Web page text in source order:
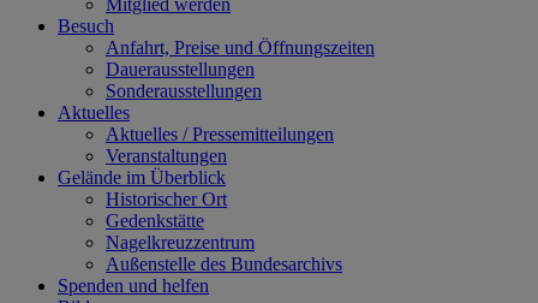
Mitglied werden
Besuch
Anfahrt, Preise und Öffnungszeiten
Dauerausstellungen
Sonderausstellungen
Aktuelles
Aktuelles / Pressemitteilungen
Veranstaltungen
Gelände im Überblick
Historischer Ort
Gedenkstätte
Nagelkreuzzentrum
Außenstelle des Bundesarchivs
Spenden und helfen